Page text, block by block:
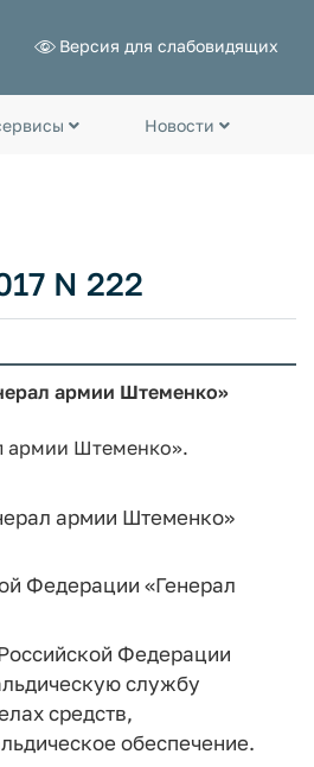
Версия для слабовидящих
Новости
N 222
армии Штеменко»
армии Штеменко».
армии Штеменко»
Федерации «Генерал
Федерации
службу
средств,
обеспечение.